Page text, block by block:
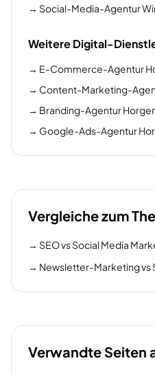
→ Social-Media-Agentur
Weitere Digital-
→ E-Commerce-Agentur
→ Content-Marketing-
→ Branding-Agentur
→ Google-Ads-Agentur
Vergleiche zum
→ SEO vs Social Media
→ Newsletter-Marketing
Verwandte Seiten